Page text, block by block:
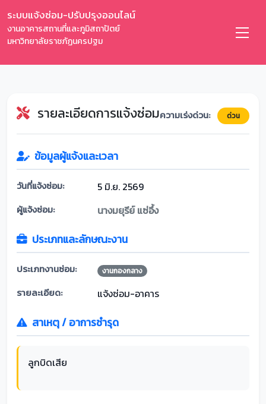
ระบบแจ้งซ่อม-ปรับปรุงออนไลน์
งานอาคารสถานที่และภูมิสถาปัตย์
มหาวิทยาลัยราชภัฏนครปฐม
รายละเอียดการแจ้งซ่อมความเร่งด่วน: ด่วน
ข้อมูลผู้แจ้งและเวลา
วันที่แจ้งซ่อม: 5 มิ.ย. 2569
ผู้แจ้งซ่อม: นางมยุรีย์ แซ่อึ้ง
ประเภทและลักษณะงาน
ประเภทงานซ่อม: งานกองกลาง
รายละเอียด: แจ้งซ่อม-อาคาร
สาเหตุ / อาการชำรุด
ลูกบิดเสีย